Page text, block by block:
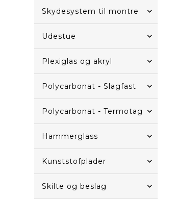
Skydesystem til montre
Udestue
Plexiglas og akryl
Polycarbonat - Slagfast
Polycarbonat - Termotag
Hammerglass
Kunststofplader
Skilte og beslag